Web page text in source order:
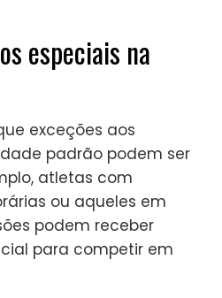
especiais na
exceções aos
padrão podem ser
atletas com
ou aqueles em
podem receber
para competir em